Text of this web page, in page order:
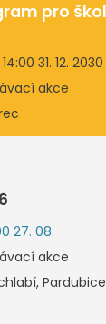
pro
31. 12. 2030
akce
27. 08.
akce